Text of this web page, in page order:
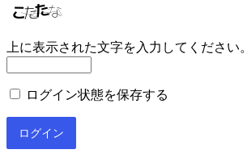
上に表示された文字を入力してください。
ログイン状態を保存する